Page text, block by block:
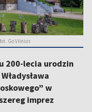
Go Vilnius
200-lecia urodzin
w
imprez